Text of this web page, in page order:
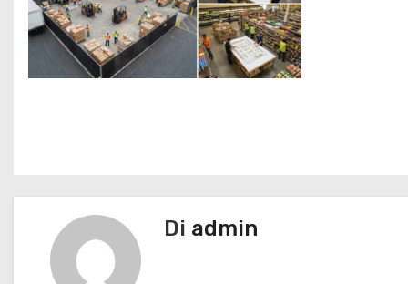
a
Di admin